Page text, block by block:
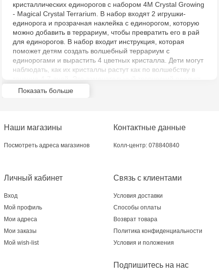
Jucarenia Buiucani Alfa
Jucărenia Cahul - str. Ștefan cel Mare, 29А
Jucarenia Ciocana - bd.Mircea cel Bătrân, 39
Multistore Telecentru - str. N. Testemițanu
Jucărenia Bălți- EviMall, et2
MultiStore Căușeni- str. Iurii Gagarin 24
кристаллических единорогов с набором 4M Crystal Growing
- Magical Crystal Terrarium. В набор входят 2 игрушки-
единорога и прозрачная наклейка с единорогом, которую
можно добавить в террариум, чтобы превратить его в рай
для единорогов. В набор входит инструкция, которая
поможет детям создать волшебный террариум с
единорогами и вырастить 4 цветных кристалла. Дети могут
наблюдать, как их кристаллы растут как по волшебству в
для детей, которые любят науку и единорогов.
кристаллических соединения, 3 красителя, 1 белое
перемешивания, прозрачные стаканчики для выращивания
Показать больше
Наши магазины
Посмотреть адреса магазинов
Связь с клиентами
Условия доставки
Способы оплаты
Возврат товара
Политика конфиденциальности
Условия и положения
Личный кабинет
Вход
Мой профиль
Мои адреса
Мои заказы
Мой wish-list
Контактные данные
Колл-центр: 078840840
Подпишитесь на нас